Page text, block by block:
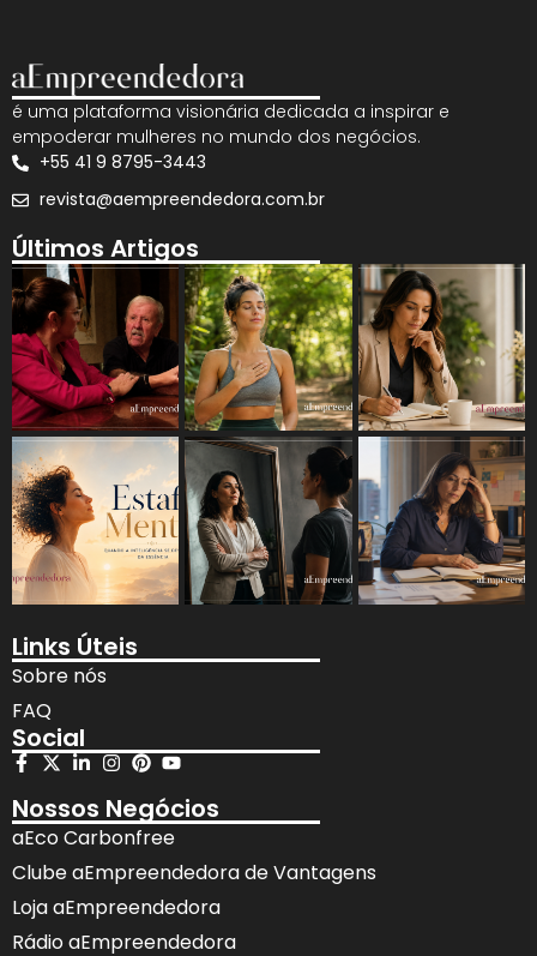
é uma plataforma visionária dedicada a inspirar e
empoderar mulheres no mundo dos negócios.
+55 41 9 8795-3443
revista@aempreendedora.com.br
Últimos Artigos
Links Úteis
Sobre nós
FAQ
Social
Nossos Negócios
aEco Carbonfree
Clube aEmpreendedora de Vantagens
Loja aEmpreendedora
Rádio aEmpreendedora